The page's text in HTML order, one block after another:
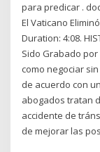
para predicar .
El Vaticano
Duration: 4:08.
Sido Grabado
como negociar sin
de acuerdo con
abogados tratan
accidente de
de mejorar las